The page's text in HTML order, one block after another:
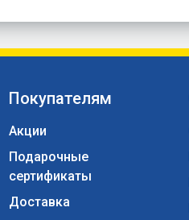
Покупателям
Акции
Подарочные
сертификаты
Доставка